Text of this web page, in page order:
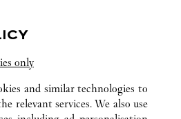
きは承っておりません。
only
and similar technologies to
relevant services. We also use